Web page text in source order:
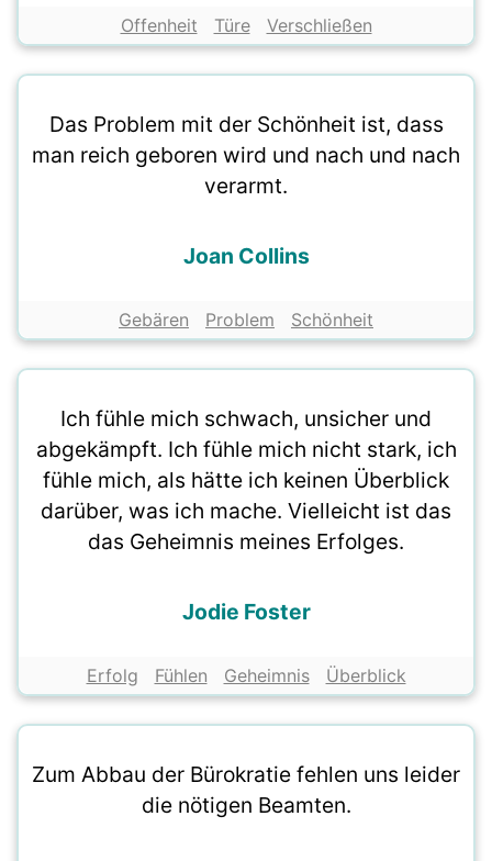
Offenheit Türe Verschließen
Das Problem mit der Schönheit ist, dass
man reich geboren wird und nach und nach
verarmt.
Joan Collins
Gebären Problem Schönheit
Ich fühle mich schwach, unsicher und
abgekämpft. Ich fühle mich nicht stark, ich
fühle mich, als hätte ich keinen Überblick
darüber, was ich mache. Vielleicht ist das
das Geheimnis meines Erfolges.
Jodie Foster
Erfolg Fühlen Geheimnis Überblick
Zum Abbau der Bürokratie fehlen uns leider
die nötigen Beamten.